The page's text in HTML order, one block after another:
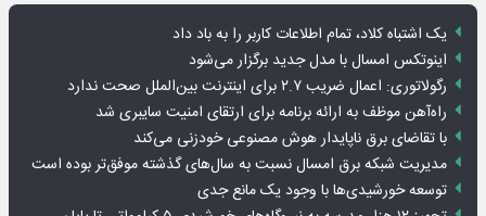
یک اشتباه کلاد، تمام اطلاعات کاربر را به باد داد
اینوتکس امسال با مدل جدید برگزار می‌شود
رگولاتوری: اعمال ضریب ۲.۷ برای اینترنت بین‌الملل صحت ندارد
راه‌آهن موظف به ارائه برنامه برای ارتقای امنیت سایبری شد
با تقاضای برق ناپایدار هوش مصنوعی خودزنی می‌کند
مدیریت شبکه برق امسال نسبت به سال‌های گذشته موفق‌تر بوده است
توسعه خورشیدی‌ها با وجود یک مانع جدی